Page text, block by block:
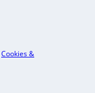
Cookies &